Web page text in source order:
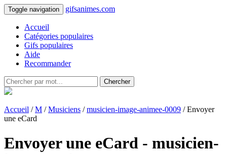
Toggle navigation gifsanimes.com
Accueil
Catégories populaires
Gifs populaires
Aide
Recommander
Chercher
Accueil /M /Musiciens /musicien-image-animee-0009 / Envoyer
une eCard
Envoyer une eCard - musicien-